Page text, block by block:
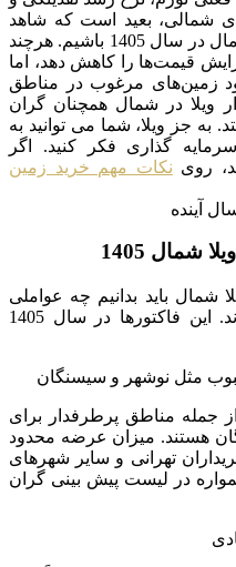
شمالی، بعید است که شاهد
پیش بینی ارزان شدن قیمت ویلا شمال در سال 1405 باشیم. هرچند
قیمت‌ها را کاهش دهد، اما
زمین‌های مرغوب در مناطق
ویلا در شمال همچنان گران
به جز ویلا، شما می توانید به
گذاری فکر کنید. اگر
روی نکات مهم خرید زمین
شمال 1405
شمال باید بدانیم چه عواملی
می‌توانند روی قیمت‌ها تأثیر بگذارند. این فاکتورها در سال 1405
مثل نوشهر و سیسنگان
جمله مناطق پرطرفدار برای
هستند. میزان عرضه محدود
تهرانی و سایر شهرهای
در لیست پیش بینی گران